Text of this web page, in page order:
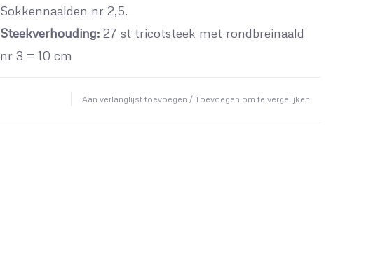
Sokkennaalden nr 2,5.
Steekverhouding:27 st tricotsteek met rondbreinaald
nr 3 = 10 cm
Aan verlanglijst toevoegen / Toevoegen om te vergelijken